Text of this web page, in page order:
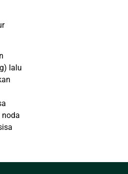
lalu
noda